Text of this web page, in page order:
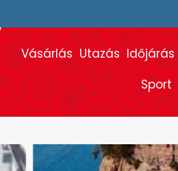
Vásárlás Utazás Időjárás
Sport